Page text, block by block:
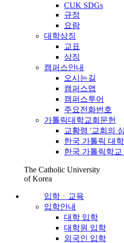
CUK SDGs
규정
요람
대학상징
교표
상징
캠퍼스안내
오시는길
캠퍼스맵
캠퍼스투어
주요전화번호
가톨릭대학교회문헌
교황령 '교회의
한국 가톨릭 대
한국 가톨릭학
The Catholic University
of Korea
입학ㆍ교육
입학안내
대학 입학
대학원 입학
외국인 입학